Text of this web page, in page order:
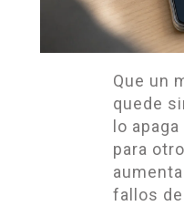
Que un
quede
lo
para
fallos